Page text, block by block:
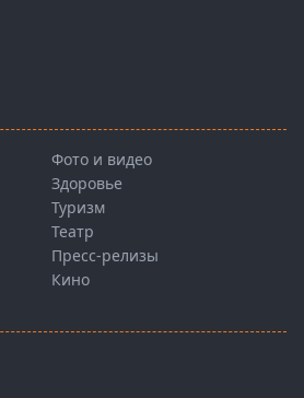
Фото и видео
Здоровье
Туризм
Театр
Пресс-релизы
Кино